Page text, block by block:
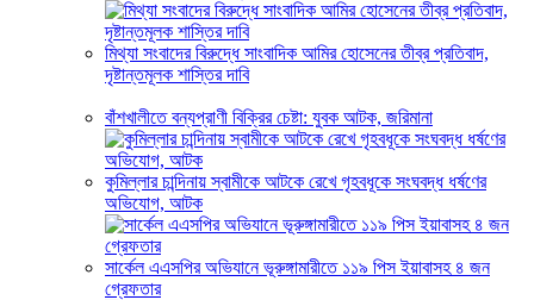
মিথ্যা সংবাদের বিরুদ্ধে সাংবাদিক আমির হোসেনের তীব্র প্রতিবাদ,
দৃষ্টান্তমূলক শাস্তির দাবি
বাঁশখালীতে বন্যপ্রাণী বিক্রির চেষ্টা: যুবক আটক, জরিমানা
কুমিল্লার চান্দিনায় স্বামীকে আটকে রেখে গৃহবধূকে সংঘবদ্ধ ধর্ষণের
অভিযোগ, আটক
সার্কেল এএসপির অভিযানে ভূরুঙ্গামারীতে ১১৯ পিস ইয়াবাসহ ৪ জন
গ্রেফতার